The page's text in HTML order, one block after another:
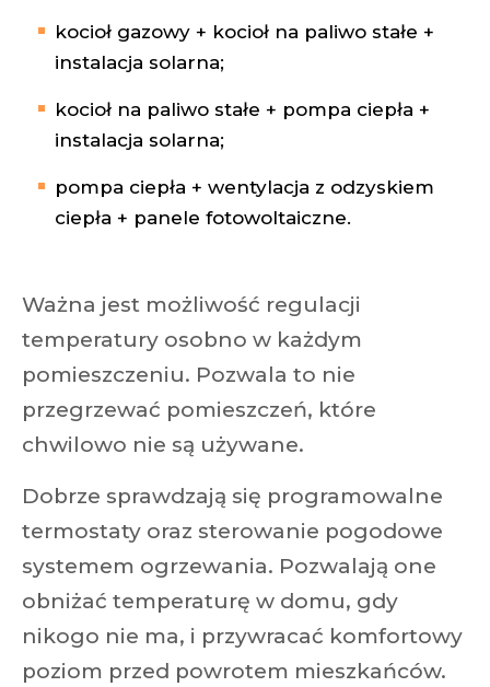
kocioł gazowy + kocioł na paliwo stałe +
instalacja solarna;
kocioł na paliwo stałe + pompa ciepła +
instalacja solarna;
pompa ciepła + wentylacja z odzyskiem
ciepła + panele fotowoltaiczne.
Ważna jest możliwość regulacji
temperatury osobno w każdym
pomieszczeniu. Pozwala to nie
przegrzewać pomieszczeń, które
chwilowo nie są używane.
Dobrze sprawdzają się programowalne
termostaty oraz sterowanie pogodowe
systemem ogrzewania. Pozwalają one
obniżać temperaturę w domu, gdy
nikogo nie ma, i przywracać komfortowy
poziom przed powrotem mieszkańców.